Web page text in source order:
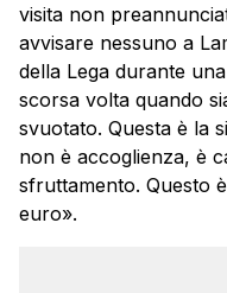
visita non
avvisare nessuno a
della Lega durante
scorsa volta quando
svuotato. Questa è la
non è accoglienza, è
sfruttamento. Questo
euro».